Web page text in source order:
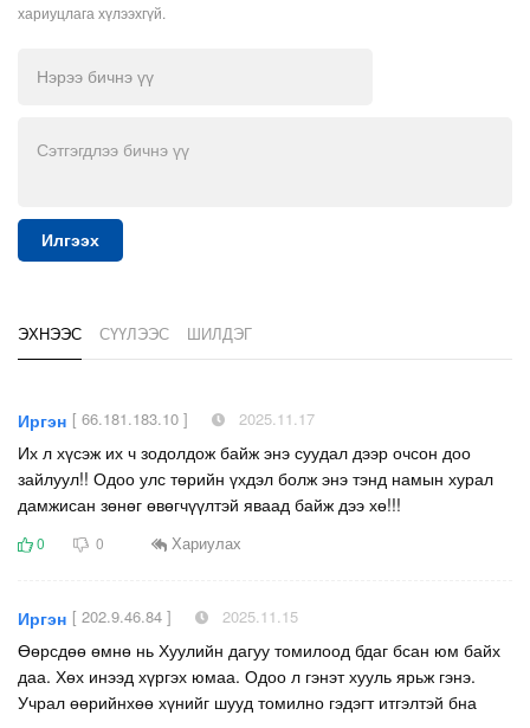
хариуцлага хүлээхгүй.
Илгээх
ЭХНЭЭС СҮҮЛЭЭС ШИЛДЭГ
Иргэн [ 66.181.183.10 ] 2025.11.17
Их л хүсэж их ч зодолдож байж энэ суудал дээр очсон доо
зайлуул!! Одоо улс төрийн үхдэл болж энэ тэнд намын хурал
дамжисан зөнөг өвөгчүүлтэй яваад байж дээ хө!!!
0 0 Хариулах
Иргэн [ 202.9.46.84 ] 2025.11.15
Өөрсдөө өмнө нь Хуулийн дагуу томилоод бдаг бсан юм байх
даа. Хөх инээд хүргэх юмаа. Одоо л гэнэт хууль ярьж гэнэ.
Учрал өөрийнхөө хүнийг шууд томилно гэдэгт итгэлтэй бна